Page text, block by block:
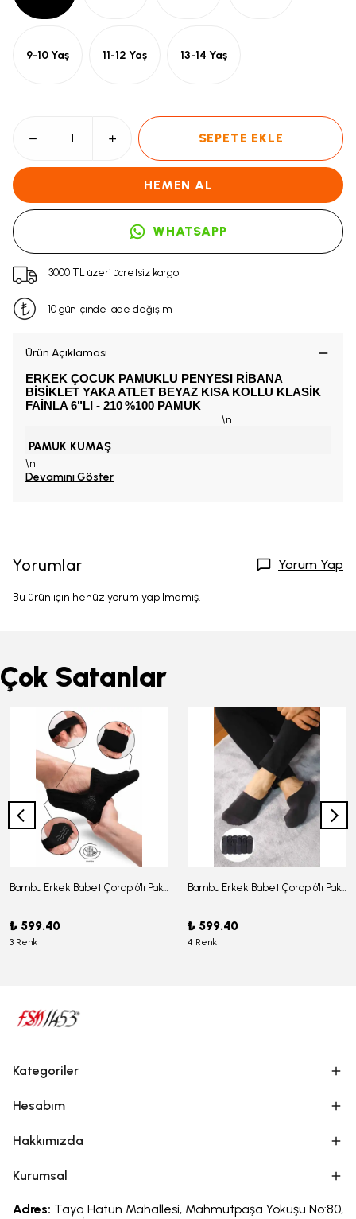
9-10 Yaş 11-12 Yaş 13-14 Yaş
SEPETE EKLE
HEMEN AL
WHATSAPP
3000 TL üzeri ücretsiz kargo
10 gün içinde iade değişim
Ürün Açıklaması
ERKEK ÇOCUK PAMUKLU PENYESI RİBANA
BİSİKLET YAKA ATLET BEYAZ KISA KOLLU KLASİK
FAİNLA 6"LI - 210%100 PAMUK
\n
PAMUK KUMAŞ
\n
Devamını Göster
Yorumlar Yorum Yap
Bu ürün için henüz yorum yapılmamış.
Çok Satanlar
Bambu Erkek Babet Çorap 6'lı Paket - J-03
₺ 599.40
3 Renk
Bambu Erkek Babet Çorap 6'lı Paket -J-08
₺ 599.40
4 Renk
Kategoriler
Hesabım
Hakkımızda
Kurumsal
Adres: Taya Hatun Mahallesi, Mahmutpaşa Yokuşu No:80,